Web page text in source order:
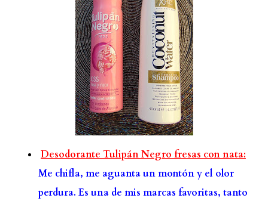
Desodorante Tulipán Negro fresas con nata:
Me chifla, me aguanta un montón y el olor
perdura. Es una de mis marcas favoritas, tanto